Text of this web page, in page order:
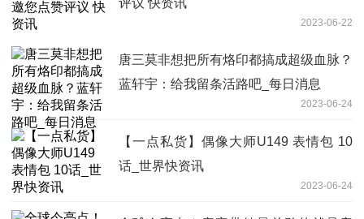
2023-06-22
唐三莫非想把所有烙印都搞成超级血脉？
蓝轩宇：给我留条活路吧_每日消息
2023-06-24
【一点私货】偶像大师U149 表情包 10
话_世界快资讯
2023-06-24